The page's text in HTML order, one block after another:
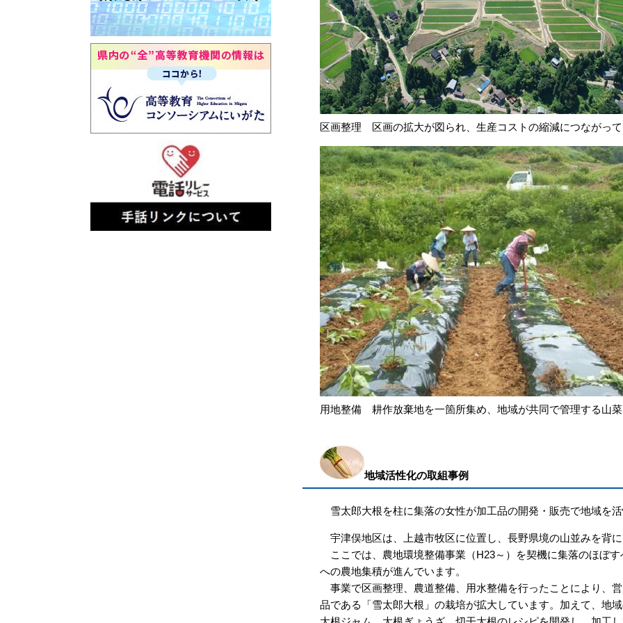
区画整理 区画の拡大が図られ、生産コストの縮減につながっ
用地整備 耕作放棄地を一箇所集め、地域が共同で管理する山
地域活性化の取組事例
雪太郎大根を柱に集落の女性が加工品の開発・販売で地域を
宇津俣地区は、上越市牧区に位置し、長野県境の山並みを背
ここでは、農地環境整備事業（H23～）を契機に集落のほぼ
への農地集積が進んでいます。
事業で区画整理、農道整備、用水整備を行ったことにより、
品である「雪太郎大根」の栽培が拡大しています。加えて、地